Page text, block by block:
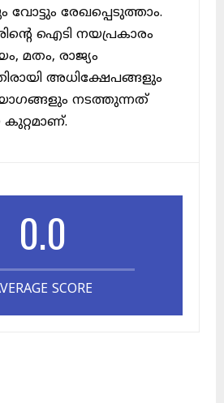
വോട്ടും രേഖപ്പെടുത്താം.
ഐടി നയപ്രകാരം
മതം, രാജ്യം
അധിക്ഷേപങ്ങളും
നടത്തുന്നത്
0.0
SCORE